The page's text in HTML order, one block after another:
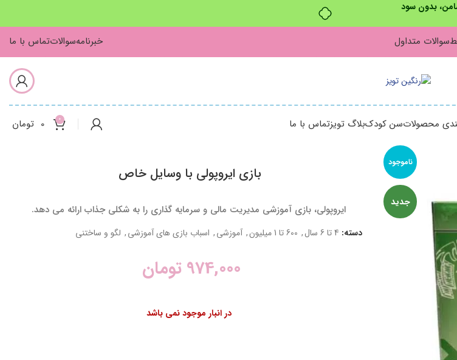
بدون سود
سوالات متداول خبرنامهسوالاتتماس با ما
محصولاتسن کودکبلاگ تویزتماس با ما 0
0 تومان
ناموجود
جدید
بازی ایروپولی با وسایل خاص
ایروپولی، بازی آموزشی مدیریت مالی و سرمایه گذاری را به شکلی جذاب ارائه می دهد.
دسته: 4 تا 6 سال , 600 تا 1 میلیون , آموزشی, اسباب بازی های آموزشی, لگو و ساختنی
974,000 تومان
در انبار موجود نمی باشد